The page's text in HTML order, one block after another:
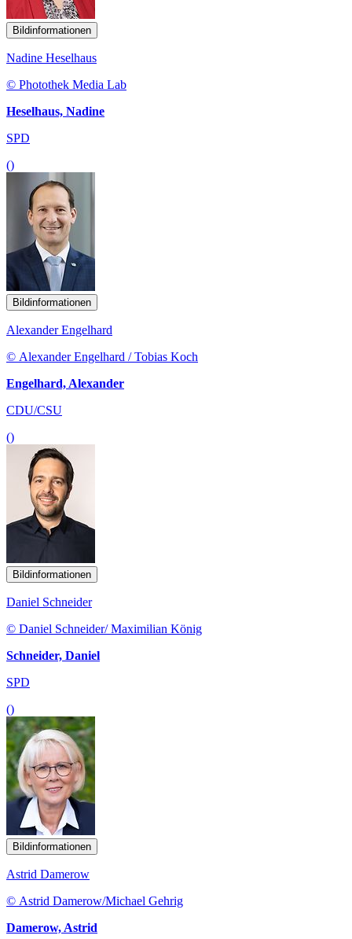
Bildinformationen
Nadine Heselhaus
© Photothek Media Lab
Heselhaus, Nadine
SPD
()
Bildinformationen
Alexander Engelhard
© Alexander Engelhard / Tobias Koch
Engelhard, Alexander
CDU/CSU
()
Bildinformationen
Daniel Schneider
© Daniel Schneider/ Maximilian König
Schneider, Daniel
SPD
()
Bildinformationen
Astrid Damerow
© Astrid Damerow/Michael Gehrig
Damerow, Astrid